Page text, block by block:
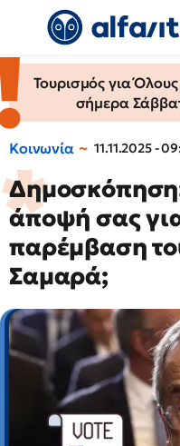
Τουρισμός για
σήμερα
Κοινωνία 11.11.2025 -
άποψή σας
παρέμβαση
Σαμαρά;